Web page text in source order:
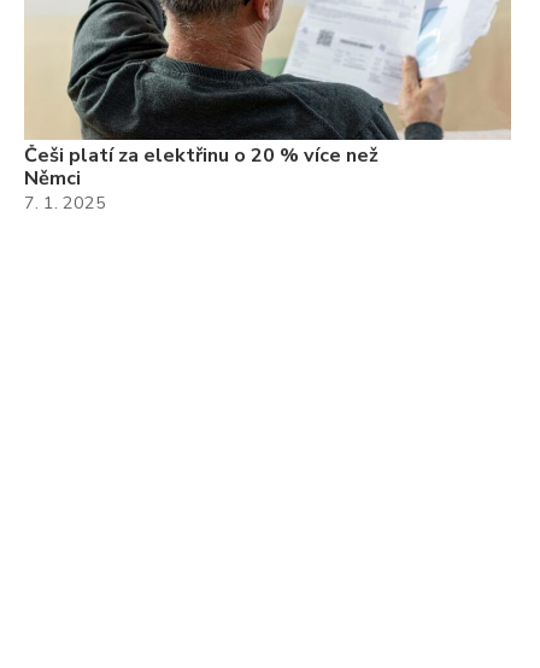
Češi platí za elektřinu o 20 % více než
Němci
7. 1. 2025